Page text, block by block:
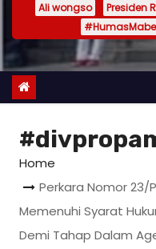
Ali wongso Presiden
Home
Perkara Nomor 23/
Memenuhi Syarat
Demi Tahap Dalam